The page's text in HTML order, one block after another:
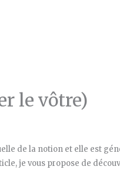
le vôtre)
de la notion et elle est
je vous propose de